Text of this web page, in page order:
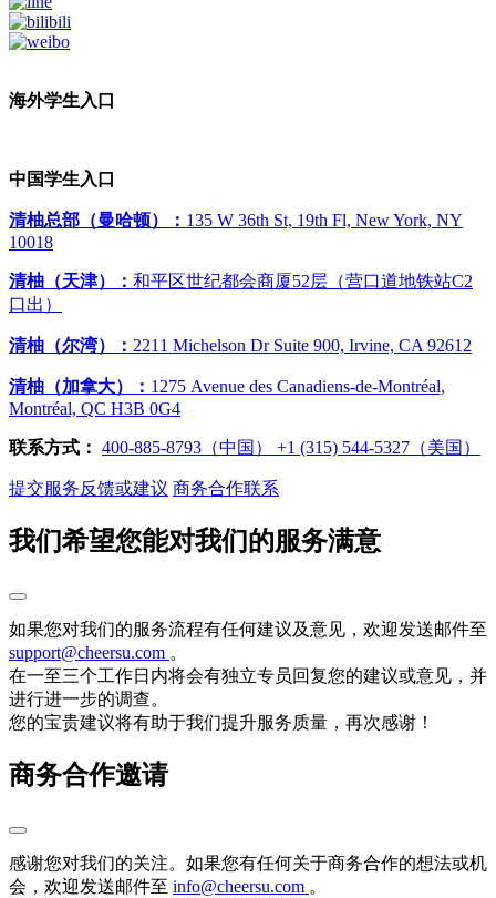
海外学生入口
中国学生入口
清柚总部（曼哈顿）： 135 W 36th St, 19th Fl, New York, NY
10018
清柚（天津）： 和平区世纪都会商厦52层（营口道地铁站C2
口出）
清柚（尔湾）： 2211 Michelson Dr Suite 900, Irvine, CA 92612
清柚（加拿大）： 1275 Avenue des Canadiens-de-Montréal,
Montréal, QC H3B 0G4
联系方式： 400-885-8793（中国） ‭+1 (315) 544-5327（美国）
提交服务反馈或建议 商务合作联系
我们希望您能对我们的服务满意
如果您对我们的服务流程有任何建议及意见，欢迎发送邮件至
support@cheersu.com 。
在一至三个工作日内将会有独立专员回复您的建议或意见，并
进行进一步的调查。
您的宝贵建议将有助于我们提升服务质量，再次感谢！
商务合作邀请
感谢您对我们的关注。如果您有任何关于商务合作的想法或机
会，欢迎发送邮件至 info@cheersu.com 。